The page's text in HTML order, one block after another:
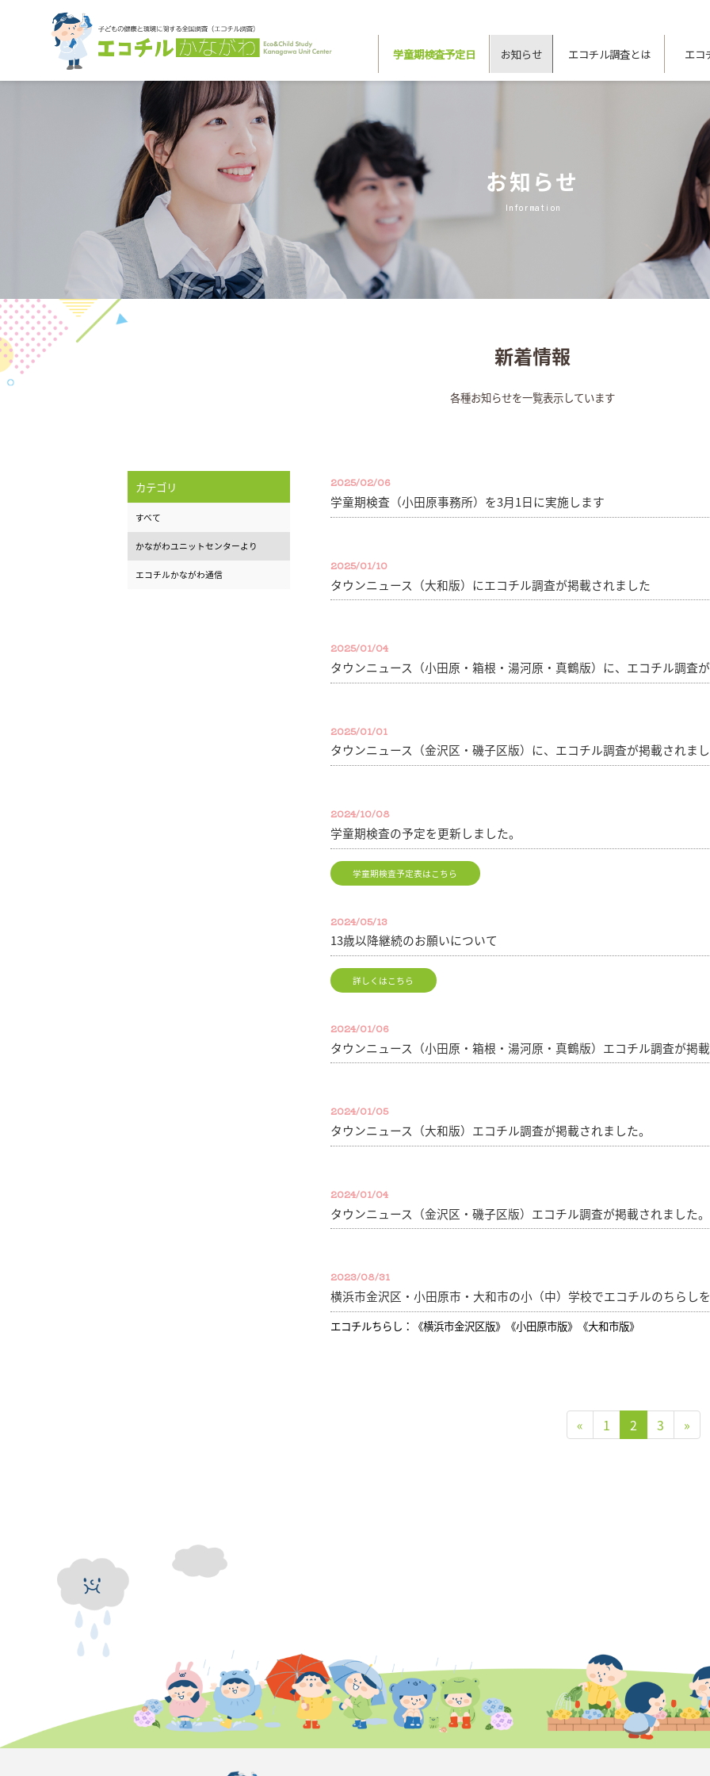
学童期検査予定日 お知らせ エコチル調査とは エコ
お知らせ
Information
新着情報
各種お知らせを一覧表示しています
カテゴリ
すべて
かながわユニットセンターより
エコチルかながわ通信
2025/02/06
学童期検査（小田原事務所）を3月1日に実施します
2025/01/10
タウンニュース（大和版）にエコチル調査が掲載されました
2025/01/04
タウンニュース（小田原・箱根・湯河原・真鶴版）に、エコチル調査
2025/01/01
タウンニュース（金沢区・磯子区版）に、エコチル調査が掲載されま
2024/10/08
学童期検査の予定を更新しました。
学童期検査予定表はこちら
2024/05/13
13歳以降継続のお願いについて
詳しくはこちら
2024/01/06
タウンニュース（小田原・箱根・湯河原・真鶴版）エコチル調査が掲載
2024/01/05
タウンニュース（大和版）エコチル調査が掲載されました。
2024/01/04
タウンニュース（金沢区・磯子区版）エコチル調査が掲載されました。
2023/08/31
横浜市金沢区・小田原市・大和市の小（中）学校でエコチルのちらしを
エコチルちらし： 《横浜市金沢区版》 《小田原市版》 《大和市版》
« 1 2 3 »